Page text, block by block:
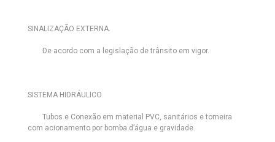
SINALIZAÇÃO EXTERNA.
De acordo com a legislação de trânsito em vigor.
SISTEMA HIDRÁULICO
Tubos e Conexão em material PVC, sanitários e torneira
com acionamento por bomba d’água e gravidade.